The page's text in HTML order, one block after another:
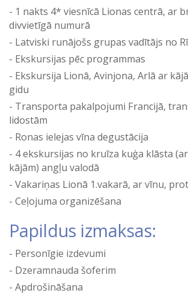
1 nakts 4* viesnīcā Lionas centrā, ar
divvietīgā numurā
Latviski runājošs grupas vadītājs no
Ekskursijas pēc programmas
Ekskursija Lionā, Avinjona, Arlā ar
gidu
Transporta pakalpojumi Francijā,
lidostām
Ronas ielejas vīna degustācija
4 ekskursijas no kruīza kuģa klāsta
kājām) angļu valodā
Vakariņas Lionā 1.vakarā, ar vīnu,
Ceļojuma organizēšana
Papildus izmaksas:
Personīgie izdevumi
Dzeramnauda šoferim
Apdrošināšana